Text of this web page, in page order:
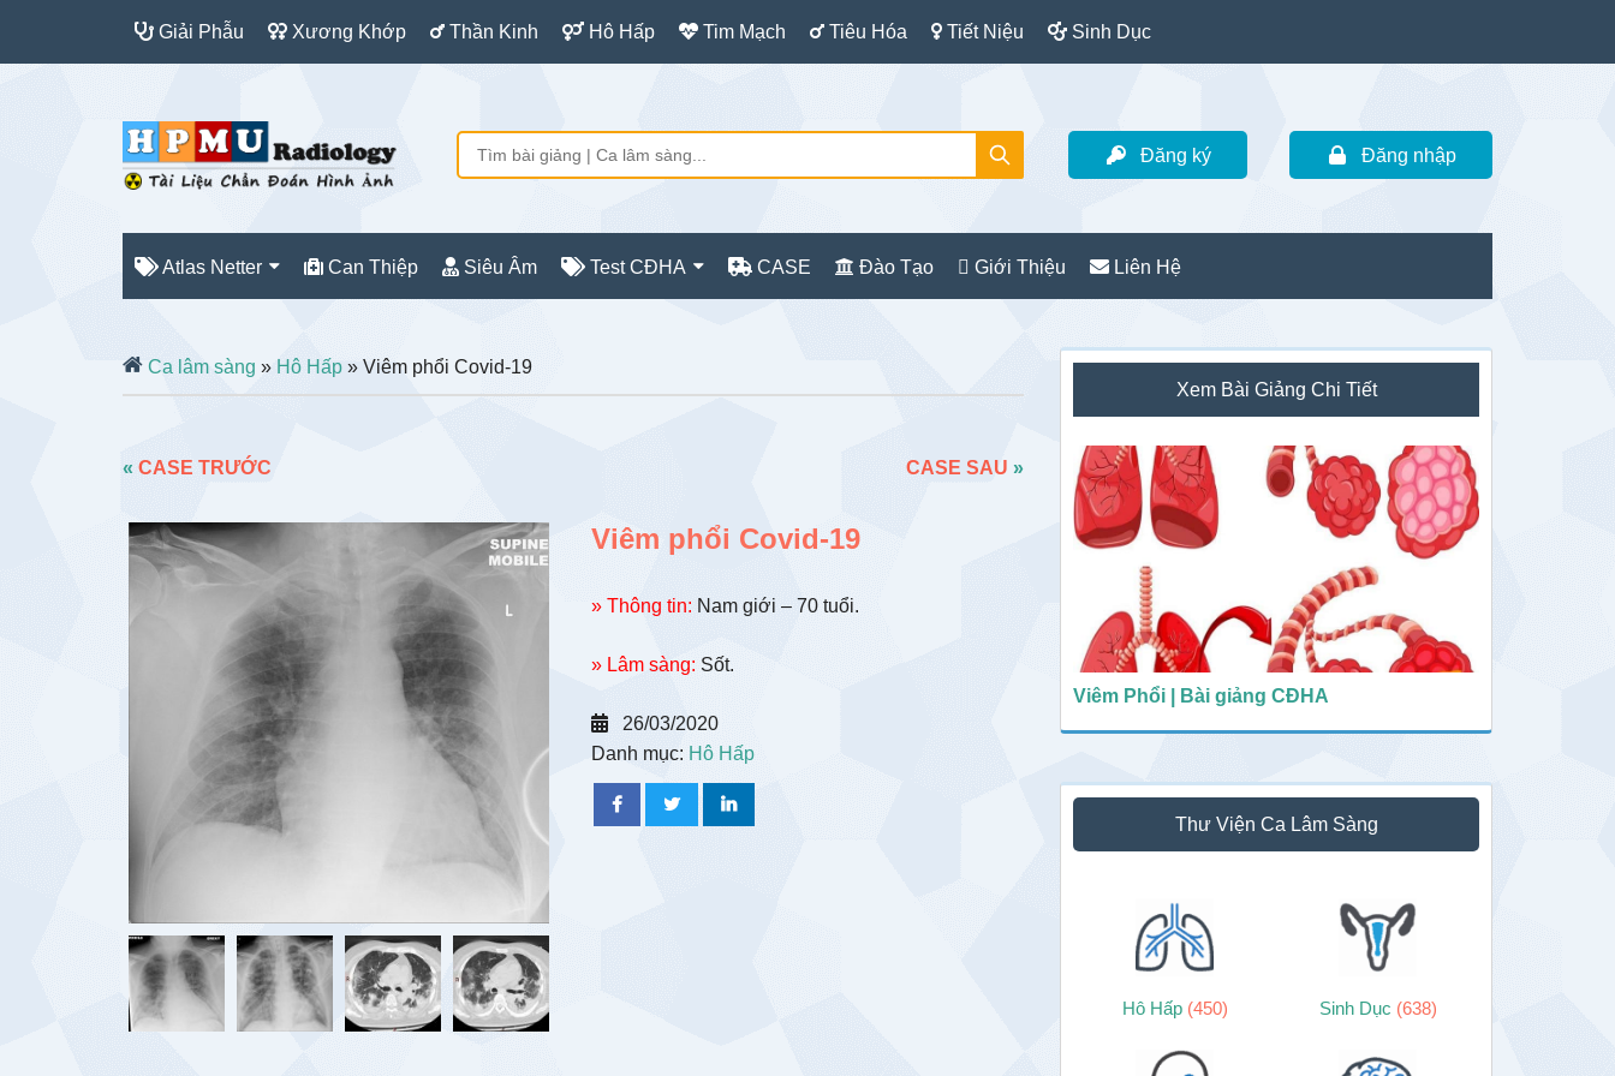
Giải Phẫu Xương Khớp Thần Kinh Hô Hấp Tim Mạch Tiêu Hóa Tiết Niệu Sinh Dục
Đăng ký Đăng nhập
Atlas Netter Can Thiệp Siêu Âm Test CĐHA CASE Đào Tạo Giới Thiệu Liên Hệ
Ca lâm sàng » Hô Hấp » Viêm phổi Covid-19
« CASE TRƯỚC CASE SAU »
Viêm phổi Covid-19
» Thông tin: Nam giới – 70 tuổi.
» Lâm sàng: Sốt.
26/03/2020
Danh mục: Hô Hấp
Sidebar
chính
Xem Bài Giảng Chi Tiết
Viêm Phổi | Bài giảng CĐHA
Thư Viện Ca Lâm Sàng
Hô Hấp (450) Sinh Dục (638)